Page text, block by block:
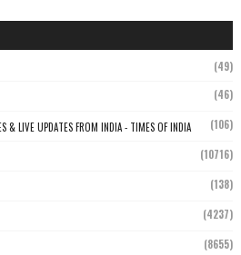
(49)
(46)
& LIVE UPDATES FROM INDIA - TIMES OF INDIA (106)
(10716)
(138)
(4237)
(8655)